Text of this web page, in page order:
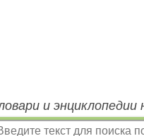
и энциклопедии